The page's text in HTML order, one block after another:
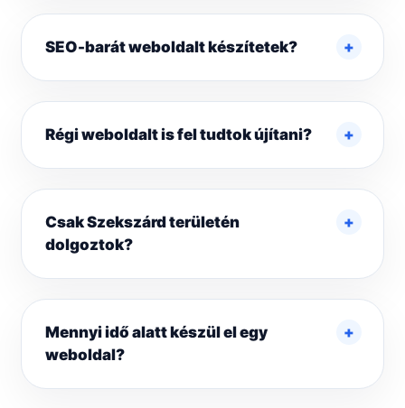
SEO-barát weboldalt készítetek?
Régi weboldalt is fel tudtok újítani?
Csak Szekszárd területén
dolgoztok?
Mennyi idő alatt készül el egy
weboldal?